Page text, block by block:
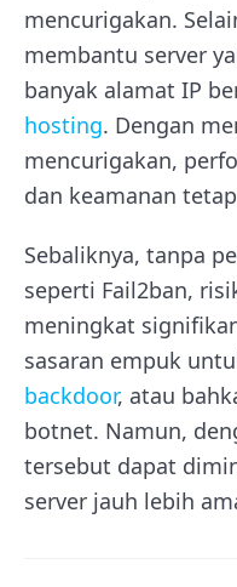
mencurigakan.
membantu server
banyak alamat IP
hosting. Dengan
mencurigakan,
dan keamanan
Sebaliknya, tanpa
seperti Fail2ban,
meningkat
sasaran empuk
backdoor, atau
botnet. Namun,
tersebut dapat
server jauh lebih